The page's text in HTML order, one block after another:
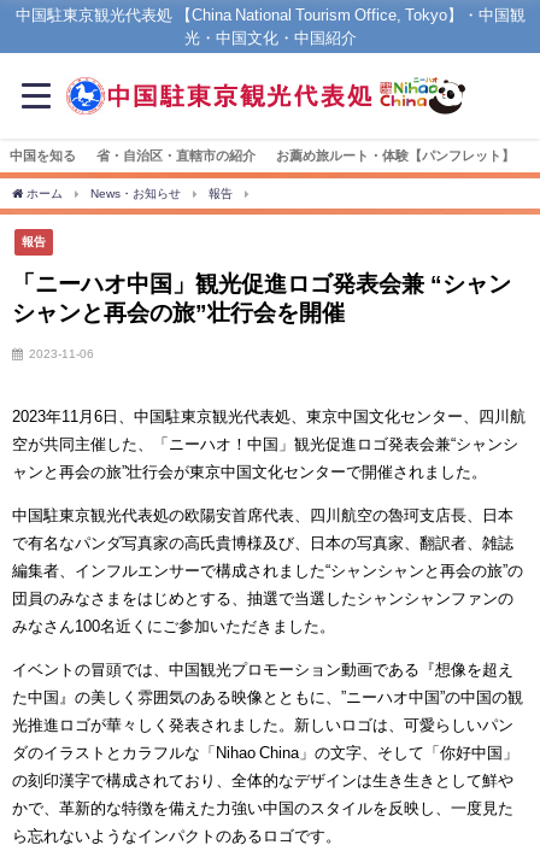
中国駐東京観光代表処 【China National Tourism Office, Tokyo】・中国観
光・中国文化・中国紹介
中国を知る 省・自治区・直轄市の紹介 お薦め旅ルート・体験【パンフレット】
ホーム News・お知らせ 報告
報告
「ニーハオ中国」観光促進ロゴ発表会兼 “シャン
シャンと再会の旅”壮行会を開催
2023-11-06
2023年11月6日、中国駐東京観光代表処、東京中国文化センター、四川航
空が共同主催した、「ニーハオ！中国」観光促進ロゴ発表会兼“シャンシ
ャンと再会の旅”壮行会が東京中国文化センターで開催されました。
中国駐東京観光代表処の欧陽安首席代表、四川航空の魯珂支店長、日本
で有名なパンダ写真家の高氏貴博様及び、日本の写真家、翻訳者、雑誌
編集者、インフルエンサーで構成されました“シャンシャンと再会の旅”の
団員のみなさまをはじめとする、抽選で当選したシャンシャンファンの
みなさん100名近くにご参加いただきました。
イベントの冒頭では、中国観光プロモーション動画である『想像を超え
た中国』の美しく雰囲気のある映像とともに、”ニーハオ中国”の中国の観
光推進ロゴが華々しく発表されました。新しいロゴは、可愛らしいパン
ダのイラストとカラフルな「Nihao China」の文字、そして「你好中国」
の刻印漢字で構成されており、全体的なデザインは生き生きとして鮮や
かで、革新的な特徴を備えた力強い中国のスタイルを反映し、一度見た
ら忘れないようなインパクトのあるロゴです。